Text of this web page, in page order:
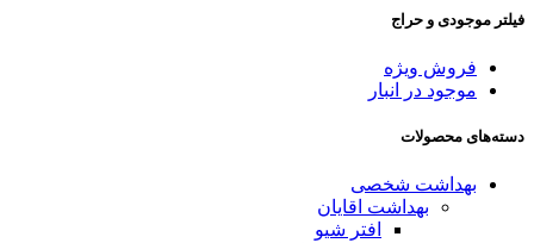
فیلتر موجودی و حراج
فروش ویژه
موجود در انبار
دسته‌های محصولات
بهداشت شخصی
بهداشت اقایان
افتر شیو